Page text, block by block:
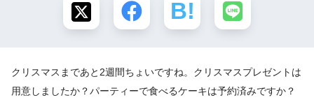
クリスマスまであと2週間ちょいですね。クリスマスプレゼントは
用意しましたか？パーティーで食べるケーキは予約済みですか？